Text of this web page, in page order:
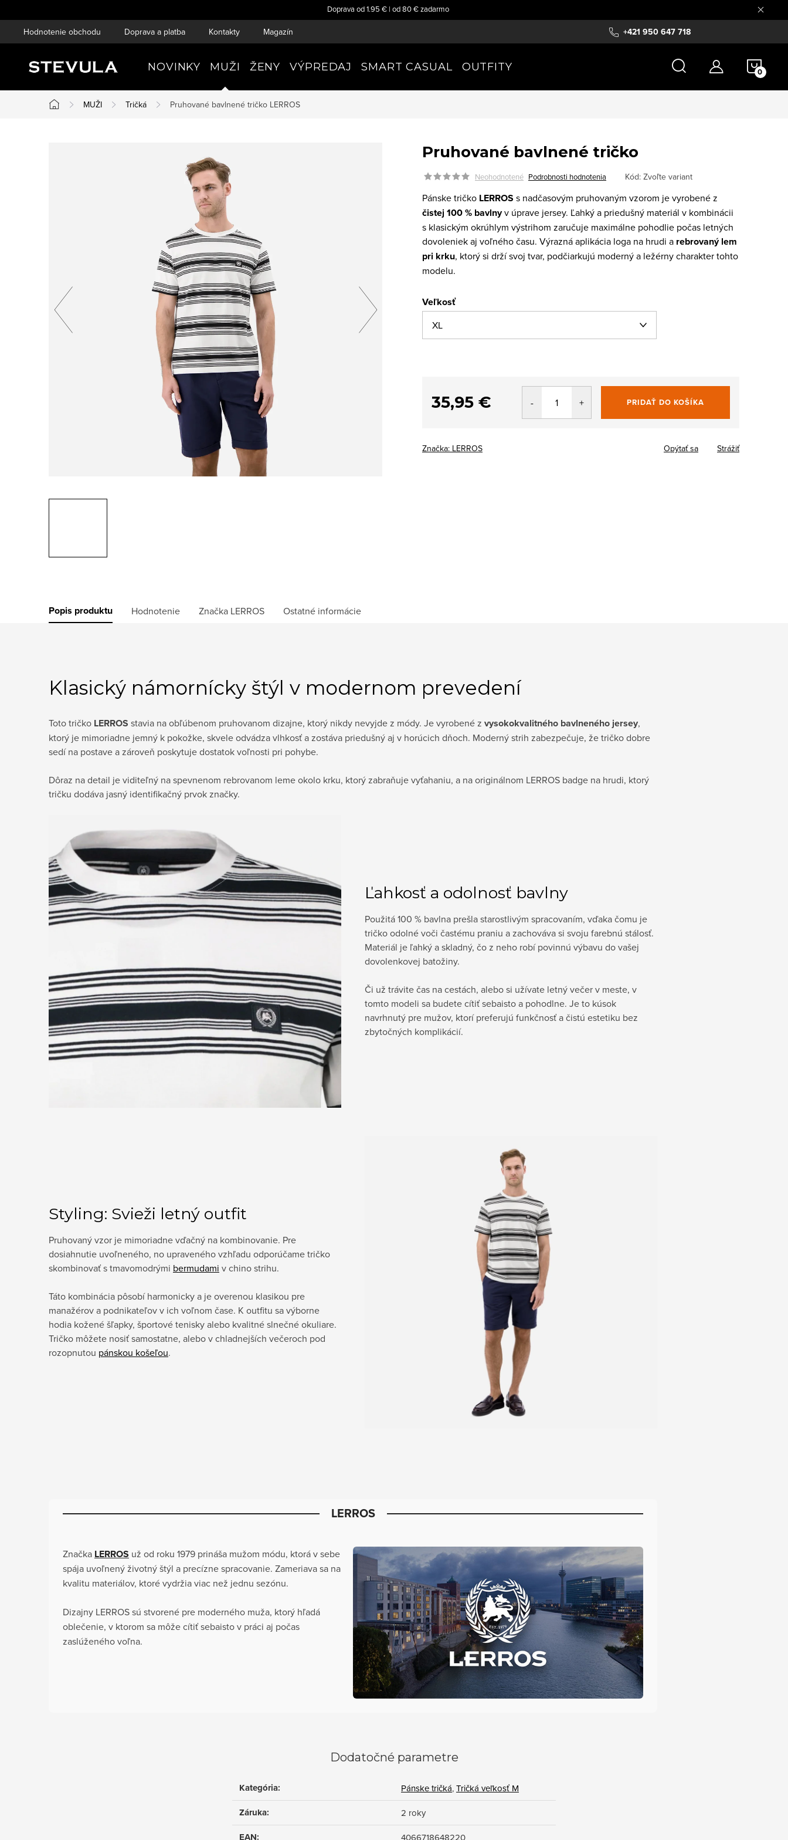
na
Doprava od 1.95 € | od 80 € zadarmo
+421 950 647 718
Hodnotenie obchodu Doprava a platba Kontakty Magazín
NOVINKY MUŽI ŽENY VÝPREDAJ SMART CASUAL OUTFITY
Domov
MUŽI Tričká Pruhované bavlnené tričko LERROS
Pruhované bavlnené tričko
Neohodnotené Podrobnosti hodnotenia Kód: Zvoľte variant
Pánske tričko LERROS s nadčasovým pruhovaným vzorom je vyrobené z
čistej 100 % bavlnyv úprave jersey. Ľahký a priedušný materiál v kombinácii
s klasickým okrúhlym výstrihom zaručuje maximálne pohodlie počas letných
dovoleniek aj voľného času. Výrazná aplikácia loga na hrudi a rebrovaný lem
pri krku, ktorý si drží svoj tvar, podčiarkujú moderný a ležérny charakter tohto
modelu.
Veľkosť
35,95 €
Jednotková
cena:
PRIDAŤ DO KOŠÍKA
Značka: LERROS Opýtať sa Strážiť
Popis produktu Hodnotenie Značka LERROS Ostatné informácie
Klasický námornícky štýl v modernom prevedení
Toto tričko LERROS stavia na obľúbenom pruhovanom dizajne, ktorý nikdy nevyjde z módy. Je vyrobené z vysokokvalitného bavlneného jersey,
ktorý je mimoriadne jemný k pokožke, skvele odvádza vlhkosť a zostáva priedušný aj v horúcich dňoch. Moderný strih zabezpečuje, že tričko dobre
sedí na postave a zároveň poskytuje dostatok voľnosti pri pohybe.
Dôraz na detail je viditeľný na spevnenom rebrovanom leme okolo krku, ktorý zabraňuje vyťahaniu, a na originálnom LERROS badge na hrudi, ktorý
tričku dodáva jasný identifikačný prvok značky.
Ľahkosť a odolnosť bavlny
Použitá 100 % bavlna prešla starostlivým spracovaním, vďaka čomu je
tričko odolné voči častému praniu a zachováva si svoju farebnú stálosť.
Materiál je ľahký a skladný, čo z neho robí povinnú výbavu do vašej
dovolenkovej batožiny.
Či už trávite čas na cestách, alebo si užívate letný večer v meste, v
tomto modeli sa budete cítiť sebaisto a pohodlne. Je to kúsok
navrhnutý pre mužov, ktorí preferujú funkčnosť a čistú estetiku bez
zbytočných komplikácií.
Styling: Svieži letný outfit
Pruhovaný vzor je mimoriadne vďačný na kombinovanie. Pre
dosiahnutie uvoľneného, no upraveného vzhľadu odporúčame tričko
skombinovať s tmavomodrými bermudami v chino strihu.
Táto kombinácia pôsobí harmonicky a je overenou klasikou pre
manažérov a podnikateľov v ich voľnom čase. K outfitu sa výborne
hodia kožené šľapky, športové tenisky alebo kvalitné slnečné okuliare.
Tričko môžete nosiť samostatne, alebo v chladnejších večeroch pod
rozopnutou pánskou košeľou.
LERROS
Značka LERROS už od roku 1979 prináša mužom módu, ktorá v sebe
spája uvoľnený životný štýl a precízne spracovanie. Zameriava sa na
kvalitu materiálov, ktoré vydržia viac než jednu sezónu.
Dizajny LERROS sú stvorené pre moderného muža, ktorý hľadá
oblečenie, v ktorom sa môže cítiť sebaisto v práci aj počas
zaslúženého voľna.
Dodatočné parametre
Kategória: Pánske tričká,Tričká veľkosť M
Záruka: 2 roky
EAN: 4066718648220